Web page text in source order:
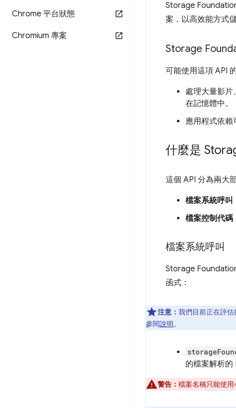
Chrome 平台狀態
Chromium 專案
Storage
案，以高效能方式儲
Storage
可能使用這項 API
處理大量影片
在記憶體中。
應用程式依賴
什麼是
這個 API 分為兩大
檔案系統呼叫
檔案控制代碼
檔案系統呼叫
Storage
函式：
注意： 我們目前正在評
參閱說明。
的檔案解析的
警告： 檔案名稱只能使